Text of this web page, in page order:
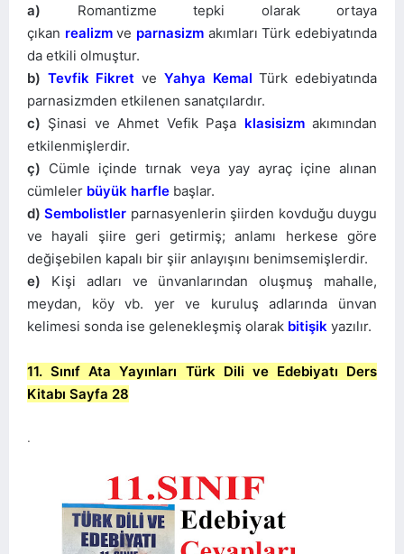
a) Romantizme tepki olarak ortaya
çıkan realizmve parnasizm akımları Türk edebiyatında
da etkili olmuştur.
b) Tevfik Fikretve Yahya KemalTürk edebiyatında
parnasizmden etkilenen sanatçılardır.
c) Şinasi ve Ahmet Vefik Paşa klasisizmakımından
etkilenmişlerdir.
ç) Cümle içinde tırnak veya yay ayraç içine alınan
cümleler büyük harfle başlar.
d) Sembolistler parnasyenlerin şiirden kovduğu duygu
ve hayali şiire geri getirmiş; anlamı herkese göre
değişebilen kapalı bir şiir anlayışını benimsemişlerdir.
e) Kişi adları ve ünvanlarından oluşmuş mahalle,
meydan, köy vb. yer ve kuruluş adlarında ünvan
kelimesi sonda ise gelenekleşmiş olarak bitişik yazılır.
11. Sınıf Ata Yayınları Türk Dili ve Edebiyatı Ders
Kitabı Sayfa 28
.